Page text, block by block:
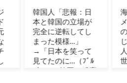
海外「日本のアニ
メは世界観や設定
の作り込みが半端
じゃない…！」外国
人を夢中ににする
世界観の作品と
は・・・？ 海外